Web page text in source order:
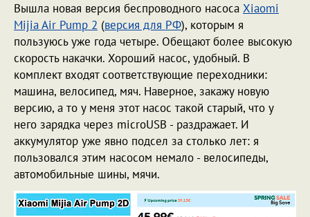
Вышла новая версия беспроводного насоса Xiaomi
Mijia Air Pump 2 (версия для РФ), которым я
пользуюсь уже года четыре. Обещают более высокую
скорость накачки. Хороший насос, удобный. В
комплект входят соответствующие переходники:
машина, велосипед, мяч. Наверное, закажу новую
версию, а то у меня этот насос такой старый, что у
него зарядка через microUSB - раздражает. И
аккумулятор уже явно подсел за столько лет: я
пользовался этим насосом немало - велосипеды,
автомобильные шины, мячи.